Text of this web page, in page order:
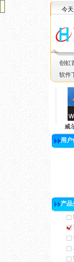
今天
创虹
软件
用户
产品